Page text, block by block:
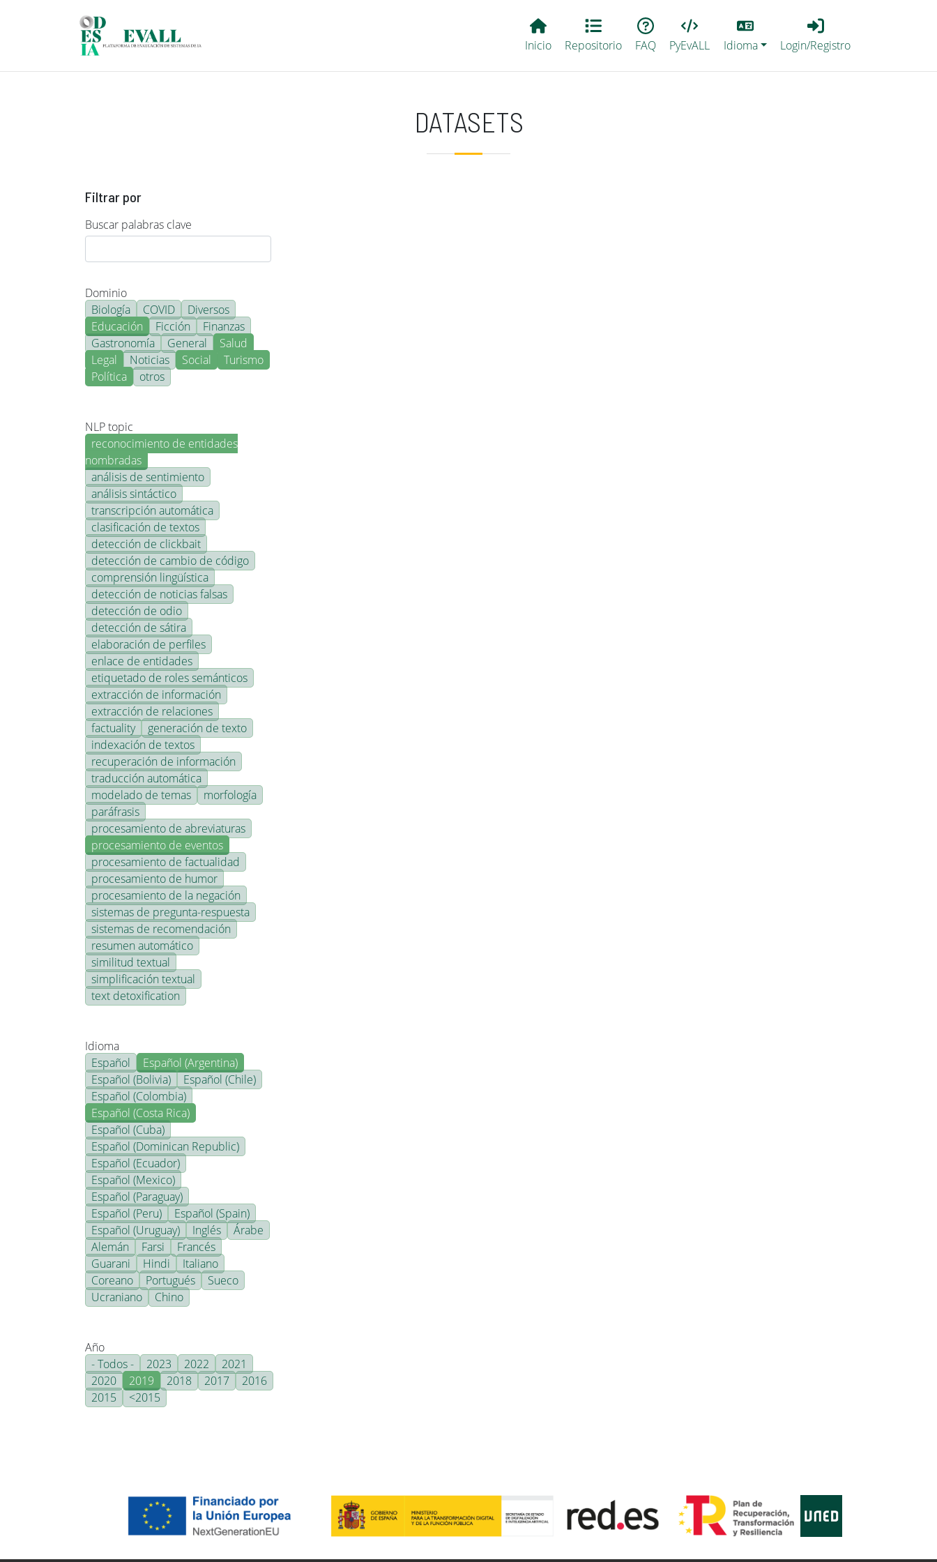
Main EvALL
Inicio Repositorio FAQ PyEvALL
Lang
Idioma
Login_Registro
Login/Registro
DATASETS
Filtrar por
Buscar palabras clave
Dominio
Biología
COVID
Diversos
Educación
Ficción
Finanzas
Gastronomía
General
Salud
Legal
Noticias Social
Turismo
Política
otros
NLP topic
reconocimiento de entidades
nombradas
análisis de sentimiento
análisis sintáctico
transcripción automática
clasificación de textos
detección de clickbait
detección de cambio de código
comprensión lingüística
detección de noticias falsas
detección de odio
detección de sátira
elaboración de perfiles
enlace de entidades
etiquetado de roles semánticos
extracción de información
extracción de relaciones
factuality
generación de texto
indexación de textos
recuperación de información
traducción automática
modelado de temas
morfología
paráfrasis
procesamiento de abreviaturas
procesamiento de eventos
procesamiento de factualidad
procesamiento de humor
procesamiento de la negación
sistemas de pregunta-respuesta
sistemas de recomendación
resumen automático
similitud textual
simplificación textual
text detoxification
Idioma
Español
Español (Argentina)
Español (Bolivia)
Español (Chile)
Español (Colombia)
Español (Costa Rica)
Español (Cuba)
Español (Dominican Republic)
Español (Ecuador)
Español (Mexico)
Español (Paraguay)
Español (Peru)
Español (Spain)
Español (Uruguay)
Inglés
Árabe
Alemán
Farsi
Francés
Guarani
Hindi
Italiano
Coreano
Portugués
Sueco
Ucraniano
Chino
Año
- Todos -
2023 2022
2021
2020
2019 2018 2017
2016
2015
<2015